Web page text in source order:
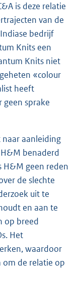
is deze relatie
van de
bedrijf
Knits een
Knits niet
«colour
heeft
geen sprake
aanleiding
benaderd
H&M geen reden
de slechte
uit te
en aan te
op breed
Het
waardoor
om de relatie op